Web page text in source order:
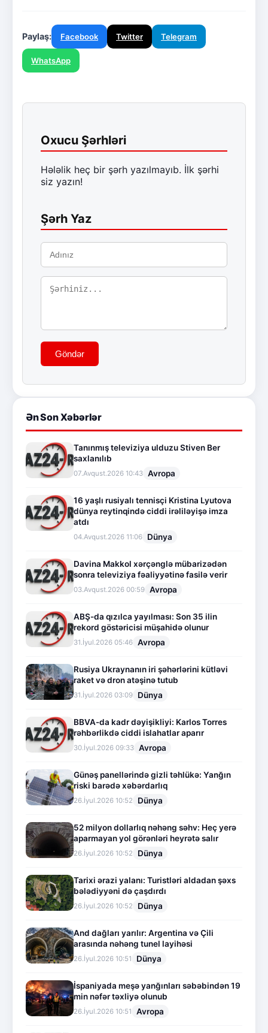
Paylaş: Facebook Twitter Telegram
WhatsApp
Oxucu Şərhləri
Hələlik heç bir şərh yazılmayıb. İlk şərhi
siz yazın!
Şərh Yaz
Göndər
Ən Son Xəbərlər
Tanınmış televiziya ulduzu Stiven Ber
saxlanılıb
07.Avqust.2026 10:43 Avropa
16 yaşlı rusiyalı tennisçi Kristina Lyutova
dünya reytinqində ciddi irəliləyişə imza
atdı
04.Avqust.2026 11:06 Dünya
Davina Makkol xərçənglə mübarizədən
sonra televiziya fəaliyyətinə fasilə verir
03.Avqust.2026 00:59 Avropa
ABŞ-da qızılca yayılması: Son 35 ilin
rekord göstəricisi müşahidə olunur
31.İyul.2026 05:46 Avropa
Rusiya Ukraynanın iri şəhərlərini kütləvi
raket və dron atəşinə tutub
31.İyul.2026 03:09 Dünya
BBVA-da kadr dəyişikliyi: Karlos Torres
rəhbərlikdə ciddi islahatlar aparır
30.İyul.2026 09:33 Avropa
Günəş panellərində gizli təhlükə: Yanğın
riski barədə xəbərdarlıq
26.İyul.2026 10:52 Dünya
52 milyon dollarlıq nəhəng səhv: Heç yerə
aparmayan yol görənləri heyrətə salır
26.İyul.2026 10:52 Dünya
Tarixi ərazi yalanı: Turistləri aldadan şəxs
bələdiyyəni də çaşdırdı
26.İyul.2026 10:52 Dünya
And dağları yarılır: Argentina və Çili
arasında nəhəng tunel layihəsi
26.İyul.2026 10:51 Dünya
İspaniyada meşə yanğınları səbəbindən 19
min nəfər təxliyə olunub
26.İyul.2026 10:51 Avropa